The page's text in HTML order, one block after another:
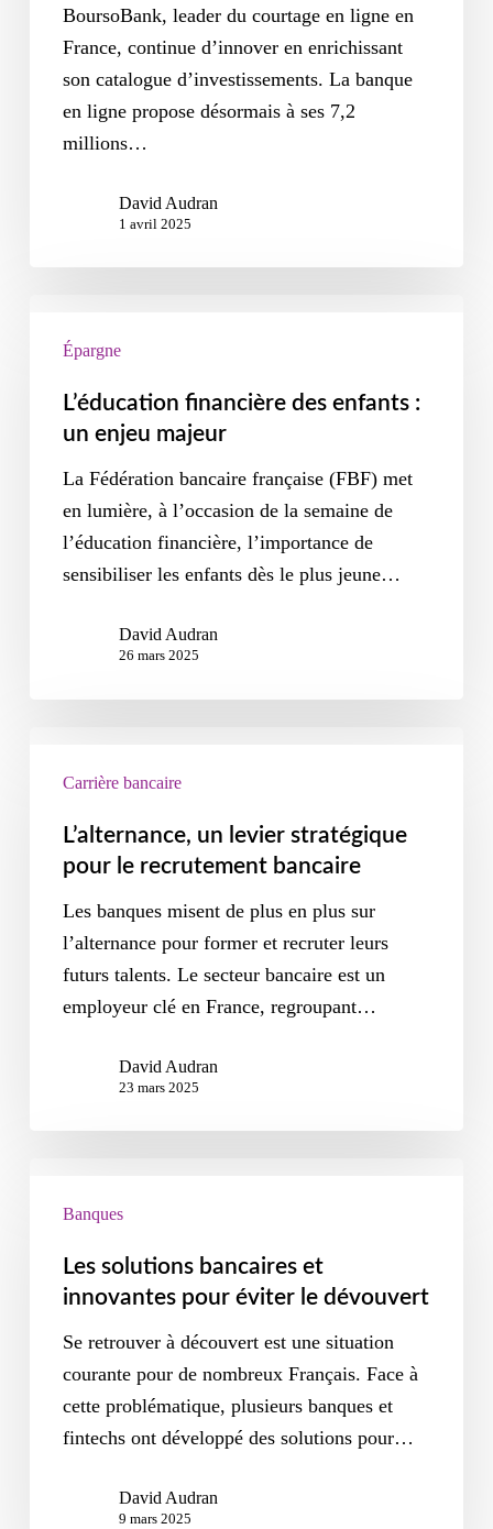
BoursoBank, leader du courtage en ligne en
France, continue d’innover en enrichissant
son catalogue d’investissements. La banque
en ligne propose désormais à ses 7,2
millions…
David Audran
1 avril 2025
Épargne
L’éducation financière des enfants :
un enjeu majeur
La Fédération bancaire française (FBF) met
en lumière, à l’occasion de la semaine de
l’éducation financière, l’importance de
sensibiliser les enfants dès le plus jeune…
David Audran
26 mars 2025
Carrière bancaire
L’alternance, un levier stratégique
pour le recrutement bancaire
Les banques misent de plus en plus sur
l’alternance pour former et recruter leurs
futurs talents. Le secteur bancaire est un
employeur clé en France, regroupant…
David Audran
23 mars 2025
Banques
Les solutions bancaires et
innovantes pour éviter le dévouvert
Se retrouver à découvert est une situation
courante pour de nombreux Français. Face à
cette problématique, plusieurs banques et
fintechs ont développé des solutions pour…
David Audran
9 mars 2025